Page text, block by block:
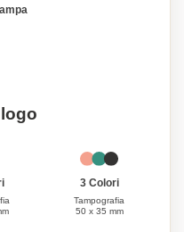
3 Colori
Tampografia
50 x 35 mm